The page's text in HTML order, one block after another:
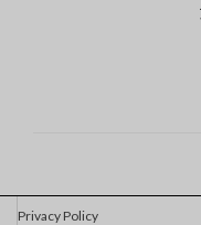
Privacy Policy